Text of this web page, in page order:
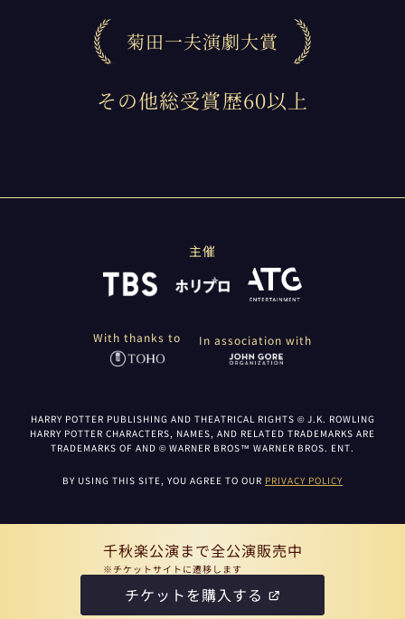
菊田一夫演劇大賞
その他総受賞歴60以上
主催
With thanks to In association with
HARRY POTTER PUBLISHING AND THEATRICAL RIGHTS © J.K. ROWLING
HARRY POTTER CHARACTERS, NAMES, AND RELATED TRADEMARKS ARE
TRADEMARKS OF AND © WARNER BROS™ WARNER BROS. ENT.
BY USING THIS SITE, YOU AGREE TO OUR PRIVACY POLICY
千秋楽公演まで全公演販売中
※チケットサイトに遷移します
チケットを購入する